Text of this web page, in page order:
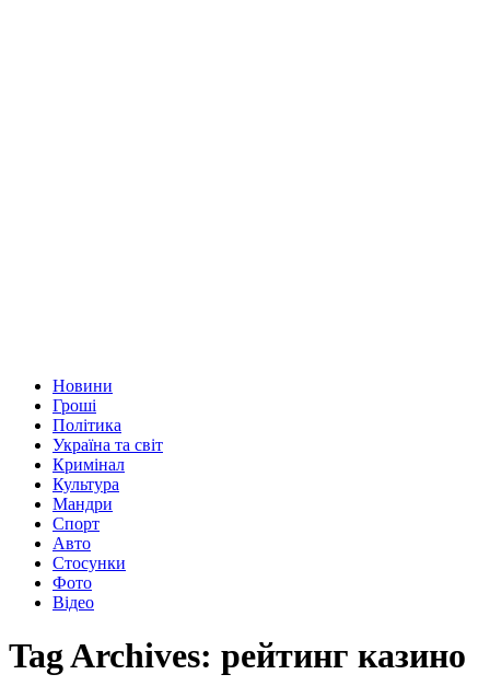
Новини
Гроші
Політика
Україна та світ
Кримінал
Культура
Мандри
Спорт
Авто
Стосунки
Фото
Відео
Tag Archives: рейтинг казино